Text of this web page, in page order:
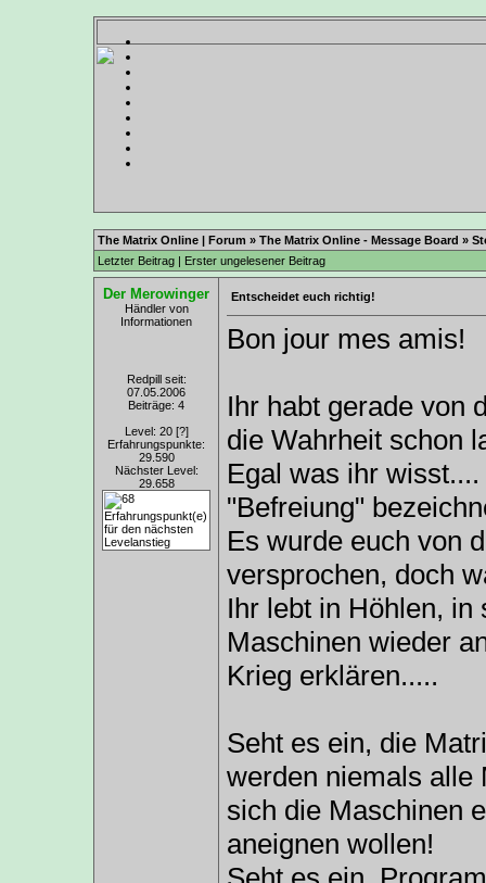
The Matrix Online | Forum » The Matrix Online - Message Board »
Letzter Beitrag | Erster ungelesener Beitrag
Der Merowinger
Händler von
Informationen
Redpill seit:
07.05.2006
Beiträge: 4
Level: 20 [?]
Erfahrungspunkte:
29.590
Nächster Level:
29.658
Entscheidet euch richtig!
Bon jour mes amis!
Ihr habt gerade von
die Wahrheit schon
Egal was ihr
"Befreiung"
Es wurde euch von
versprochen, doch
Ihr lebt in Höhlen, in
Maschinen wieder
Krieg erklären.....
Seht es ein, die
werden niemals alle
sich die Maschinen
aneignen wollen!